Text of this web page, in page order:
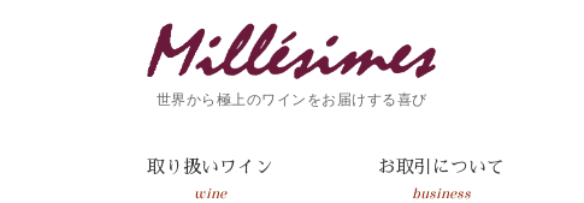
世界から極上のワインをお届けする喜び
取り扱いワイン
wine
お取引について
business